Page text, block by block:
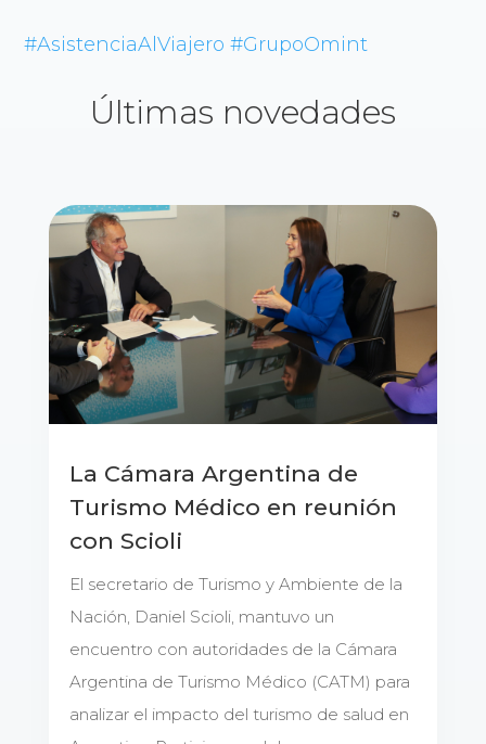
#AsistenciaAlViajero #GrupoOmint
Últimas novedades
La Cámara Argentina de
Turismo Médico en reunión
con Scioli
El secretario de Turismo y Ambiente de la
Nación, Daniel Scioli, mantuvo un
encuentro con autoridades de la Cámara
Argentina de Turismo Médico (CATM) para
analizar el impacto del turismo de salud en